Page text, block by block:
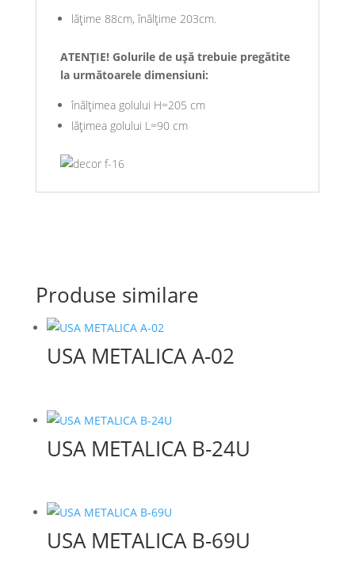
lățime 88cm, înălțime 203cm.
ATENȚIE! Golurile de uşă trebuie pregătite
la următoarele dimensiuni:
înălţimea golului H=205 cm
lăţimea golului L=90 cm
Produse similare
USA METALICA A-02
USA METALICA B-24U
USA METALICA B-69U